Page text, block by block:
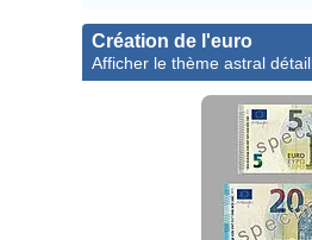
Création de l'euro
Afficher le thème astral